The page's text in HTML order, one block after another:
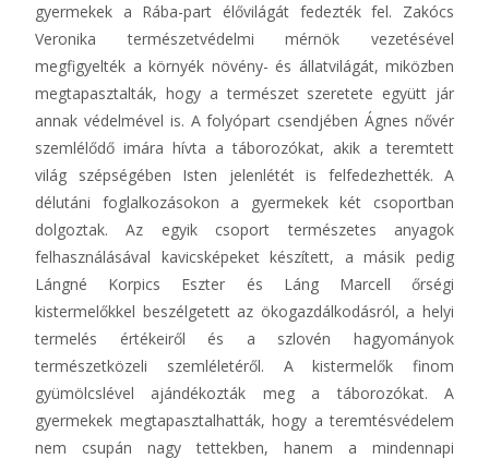
gyermekek a Rába-part élővilágát fedezték fel. Zakócs
Veronika természetvédelmi mérnök vezetésével
megfigyelték a környék növény- és állatvilágát, miközben
megtapasztalták, hogy a természet szeretete együtt jár
annak védelmével is. A folyópart csendjében Ágnes nővér
szemlélődő imára hívta a táborozókat, akik a teremtett
világ szépségében Isten jelenlétét is felfedezhették. A
délutáni foglalkozásokon a gyermekek két csoportban
dolgoztak. Az egyik csoport természetes anyagok
felhasználásával kavicsképeket készített, a másik pedig
Lángné Korpics Eszter és Láng Marcell őrségi
kistermelőkkel beszélgetett az ökogazdálkodásról, a helyi
termelés értékeiről és a szlovén hagyományok
természetközeli szemléletéről. A kistermelők finom
gyümölcslével ajándékozták meg a táborozókat. A
gyermekek megtapasztalhatták, hogy a teremtésvédelem
nem csupán nagy tettekben, hanem a mindennapi